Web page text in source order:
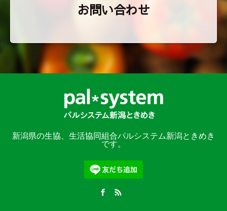
お問い合わせ
新潟県の生協、生活協同組合パルシステム新潟ときめき
です。